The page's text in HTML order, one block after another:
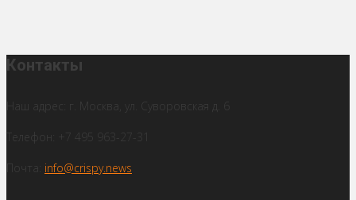
Контакты
Наш адрес: г. Москва, ул. Суворовская д. 6
Телефон: +7 495 963-27-31
Почта: info@crispy.news